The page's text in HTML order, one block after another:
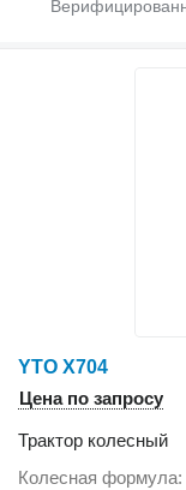
YTO X704
Цена по запросу
Трактор колесный
Колесная формула